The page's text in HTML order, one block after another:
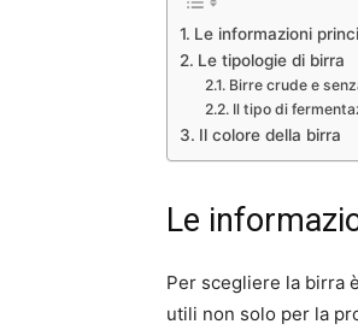
Le informazioni
Le tipologie di birra
Birre crude e
Il tipo di
Il colore della birra
Le
Per scegliere la birra
utili non solo per la